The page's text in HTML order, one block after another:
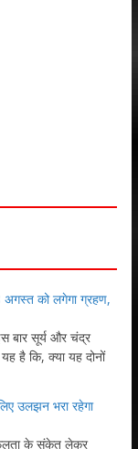
को लगेगा ग्रहण,
सूर्य और चंद्र
है कि, क्या यह दोनों
उलझन भरा रहेगा
के संकेत लेकर